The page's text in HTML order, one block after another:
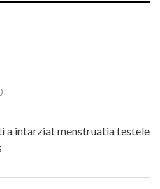
a intarziat menstruatia testele